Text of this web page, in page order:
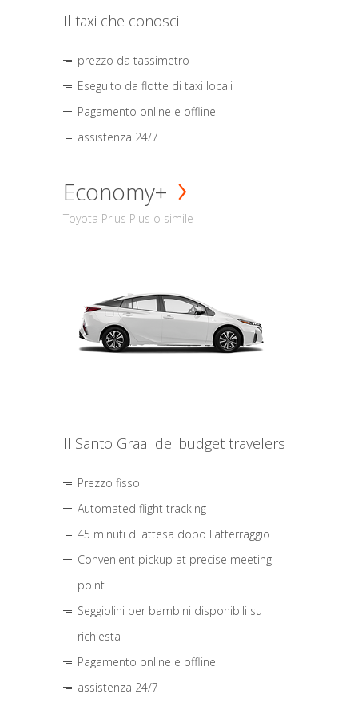
Il taxi che conosci
prezzo da tassimetro
Eseguito da flotte di taxi locali
Pagamento online e offline
assistenza 24/7
Economy+
Toyota Prius Plus o simile
Il Santo Graal dei budget travelers
Prezzo fisso
Automated flight tracking
45 minuti di attesa dopo l'atterraggio
Convenient pickup at precise meeting
point
Seggiolini per bambini disponibili su
richiesta
Pagamento online e offline
assistenza 24/7